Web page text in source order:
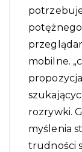
mobilne. „
rozrywki.
myślenia
trudności